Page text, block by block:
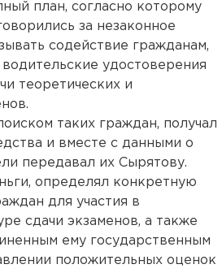
план, согласно которому
за незаконное
содействие гражданам,
удостоверения
теоретических и
таких граждан, получал
и вместе с данными о
передавал их Сырятову.
определял конкретную
для участия в
сдачи экзаменов, а также
ему государственным
положительных оценок